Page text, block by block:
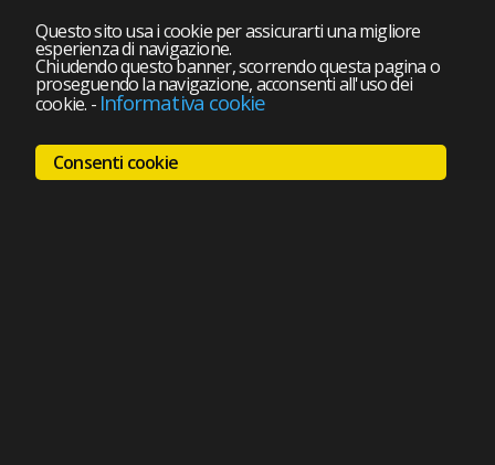
Questo sito usa i cookie per assicurarti una migliore
esperienza di navigazione.
Chiudendo questo banner, scorrendo questa pagina o
proseguendo la navigazione, acconsenti all'uso dei
cookie. - Informativa cookie
Consenti cookie